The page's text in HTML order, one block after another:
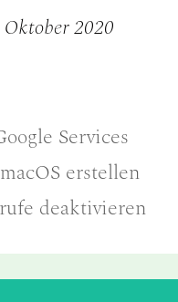
2020
Services
erstellen
deaktivieren